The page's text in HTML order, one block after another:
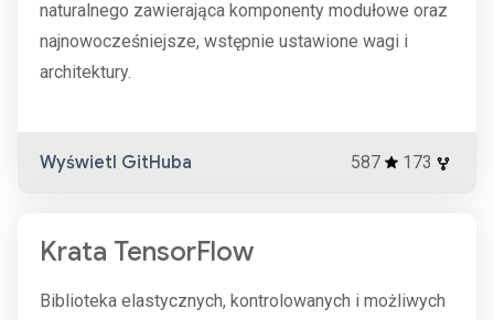
naturalnego zawierająca komponenty modułowe oraz
najnowocześniejsze, wstępnie ustawione wagi i
architektury.
Wyświetl GitHuba 587 173
Krata TensorFlow
Biblioteka elastycznych, kontrolowanych i możliwych